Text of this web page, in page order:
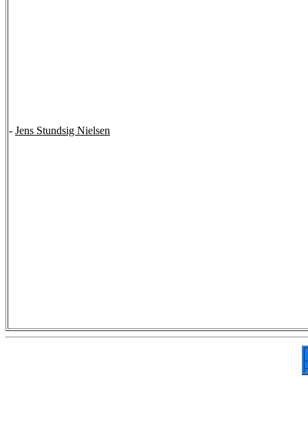
- Jens Stundsig Nielsen
-
-